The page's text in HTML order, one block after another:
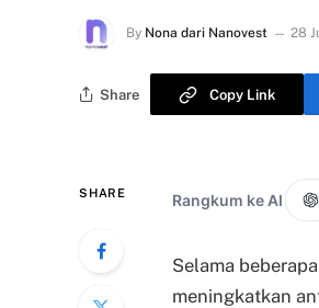
By Nona dari Nanovest 28
Share Copy Link
SHARE Rangkum ke AI
Selama
meningkatkan